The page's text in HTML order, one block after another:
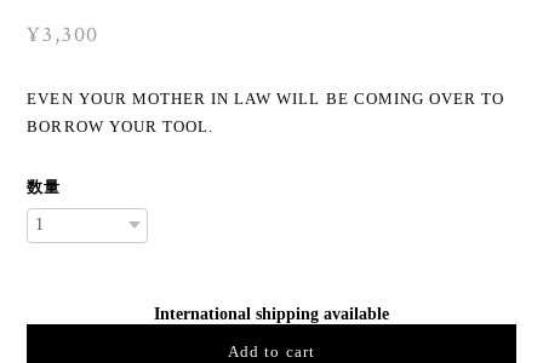
¥3,300
EVEN YOUR MOTHER IN LAW WILL BE COMING OVER TO
BORROW YOUR TOOL.
数量
International shipping available
Add to cart